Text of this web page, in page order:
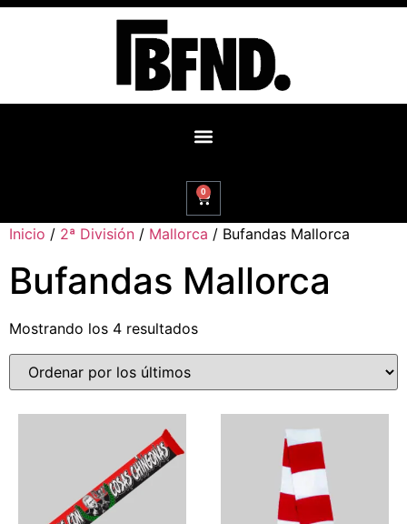
0
Inicio / 2ª División / Mallorca / Bufandas Mallorca
Bufandas Mallorca
Mostrando los 4 resultados